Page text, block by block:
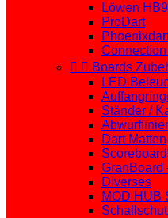
Löwen
ProDart
  Boards
LED
Ständer /
Dart Matten
GranBoard
Diverses
MOD HUB